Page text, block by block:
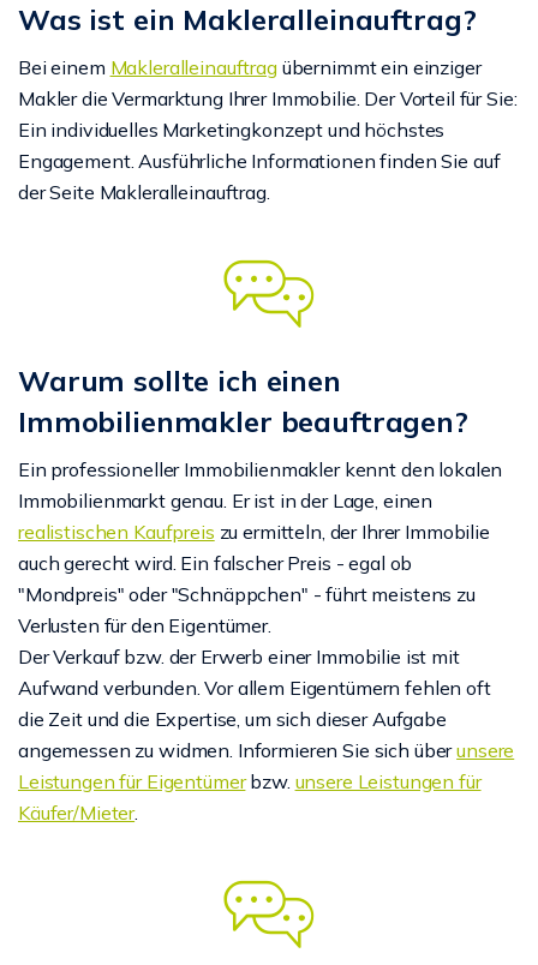
Was ist ein Makleralleinauftrag?
Bei einem Makleralleinauftragübernimmt ein einziger
Makler die Vermarktung Ihrer Immobilie. Der Vorteil für Sie:
Ein individuelles Marketingkonzept und höchstes
Engagement. Ausführliche Informationen finden Sie auf
der Seite Makleralleinauftrag.
Warum sollte ich einen
Immobilienmakler beauftragen?
Ein professioneller Immobilienmakler kennt den lokalen
Immobilienmarkt genau. Er ist in der Lage, einen
realistischen Kaufpreis zu ermitteln, der Ihrer Immobilie
auch gerecht wird. Ein falscher Preis - egal ob
"Mondpreis" oder "Schnäppchen" - führt meistens zu
Verlusten für den Eigentümer.
Der Verkauf bzw. der Erwerb einer Immobilie ist mit
Aufwand verbunden. Vor allem Eigentümern fehlen oft
die Zeit und die Expertise, um sich dieser Aufgabe
angemessen zu widmen. Informieren Sie sich überunsere
Leistungen für Eigentümerbzw. unsere Leistungen für
Käufer/Mieter.